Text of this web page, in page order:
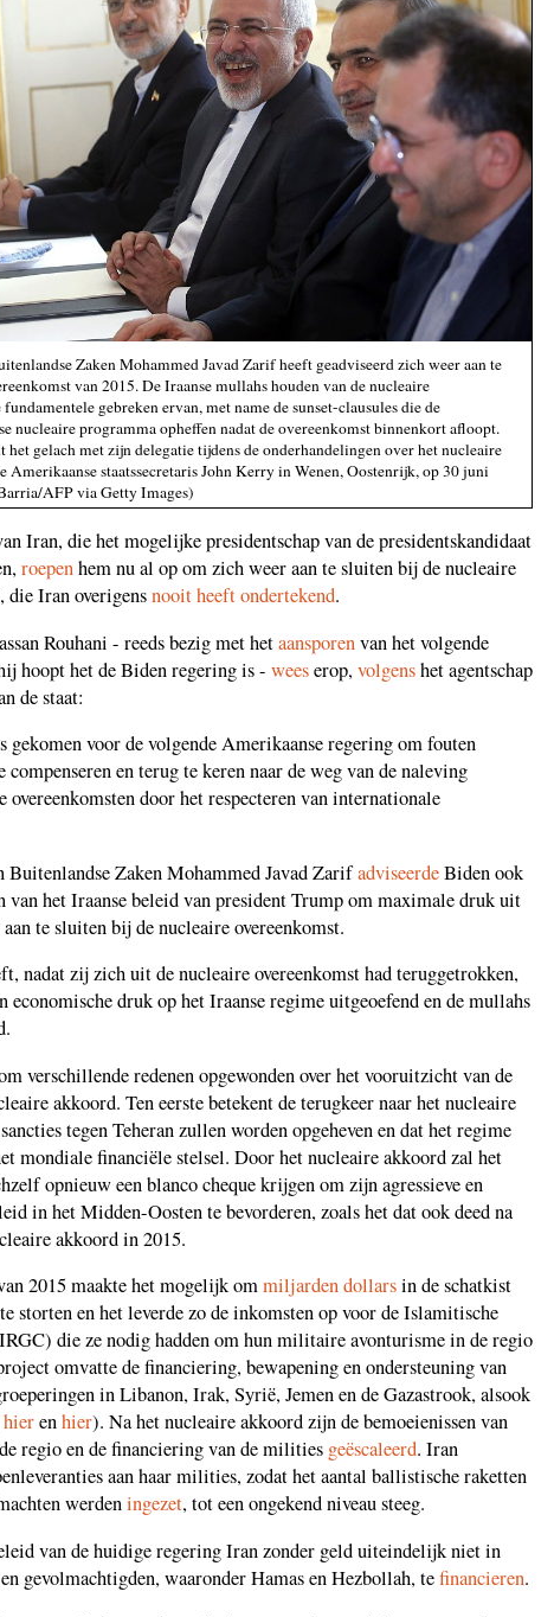
Zaken Mohammed Javad Zarif heeft geadviseerd zich weer aan te
van 2015. De Iraanse mullahs houden van de nucleaire
gebreken ervan, met name de sunset-clausules die de
nucleaire programma opheffen nadat de overeenkomst binnenkort afloopt.
gelach met zijn delegatie tijdens de onderhandelingen over het nucleaire
Amerikaanse staatssecretaris John Kerry in Wenen, Oostenrijk, op 30 juni
AFP via Getty Images)
Iran, die het mogelijke presidentschap van de presidentskandidaat
roepenhem nu al op om zich weer aan te sluiten bij de nucleaire
die Iran overigensnooit heeft ondertekend.
Rouhani - reeds bezig met hetaansporenvan het volgende
hoopt het de Biden regering is - weeserop,volgenshet agentschap
de staat:
gekomen voor de volgende Amerikaanse regering om fouten
compenseren en terug te keren naar de weg van de naleving
overeenkomsten door het respecteren van internationale
Buitenlandse Zaken Mohammed Javad ZarifadviseerdeBiden ook
het Iraanse beleid van president Trump om maximale druk uit
te sluiten bij de nucleaire overeenkomst.
nadat zij zich uit de nucleaire overeenkomst had teruggetrokken,
druk op het Iraanse regime uitgeoefend en de mullahs
verschillende redenen opgewonden over het vooruitzicht van de
akkoord. Ten eerste betekent de terugkeer naar het nucleaire
tegen Teheran zullen worden opgeheven en dat het regime
mondiale financiële stelsel. Door het nucleaire akkoord zal het
opnieuw een blanco cheque krijgen om zijn agressieve en
in het Midden-Oosten te bevorderen, zoals het dat ook deed na
akkoord in 2015.
2015 maakte het mogelijk ommiljarden dollarsin de schatkist
storten en het leverde zo de inkomsten op voor de Islamitische
die ze nodig hadden om hun militaire avonturisme in de regio
omvatte de financiering, bewapening en ondersteuning van
in Libanon, Irak, Syrië, Jemen en de Gazastrook, alsook
hierenhier). Na het nucleaire akkoord zijn de bemoeienissen van
regio en de financiering van de milities geëscaleerd. Iran
aan haar milities, zodat het aantal ballistische raketten
werdeningezet, tot een ongekend niveau steeg.
van de huidige regering Iran zonder geld uiteindelijk niet in
gevolmachtigden, waaronder Hamas en Hezbollah, tefinancieren.